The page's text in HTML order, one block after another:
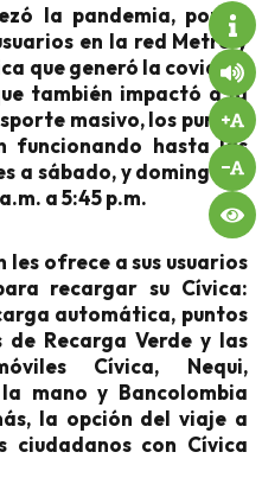
la pandemia, por la
en la red Metro y
que generó la covid-19
también impactó a la
masivo, los puntos
funcionando hasta las
a sábado, y domingos y
a 5:45 p.m.
les ofrece a sus usuarios
recargar su Cívica:
automática, puntos
de Recarga Verde y las
Cívica, Nequi,
mano y Bancolombia
la opción del viaje a
ciudadanos con Cívica